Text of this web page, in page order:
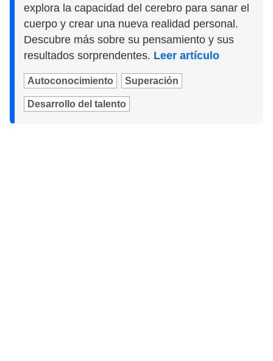
explora la capacidad del cerebro para sanar el
cuerpo y crear una nueva realidad personal.
Descubre más sobre su pensamiento y sus
resultados sorprendentes. Leer artículo
Autoconocimiento Superación
Desarrollo del talento